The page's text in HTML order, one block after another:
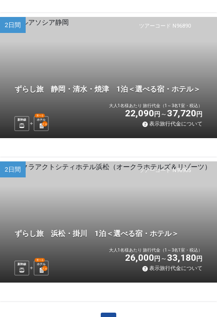
ツアーコード N96890
2日間
ずらし旅 静岡・清水・焼津 1泊＜選べる宿・ホテル＞
新幹線 ホテル
選べる
1 泊
大人1名様あたり 旅行代金（1～3名1室・税込）
22,090 円 37,720 円
表示旅行代金について
ツアーコード N96905
2日間
ずらし旅 浜松・掛川 1泊＜選べる宿・ホテル＞
新幹線 ホテル
選べる
1 泊
大人1名様あたり 旅行代金（1～3名1室・税込）
26,000 円 33,180 円
表示旅行代金について